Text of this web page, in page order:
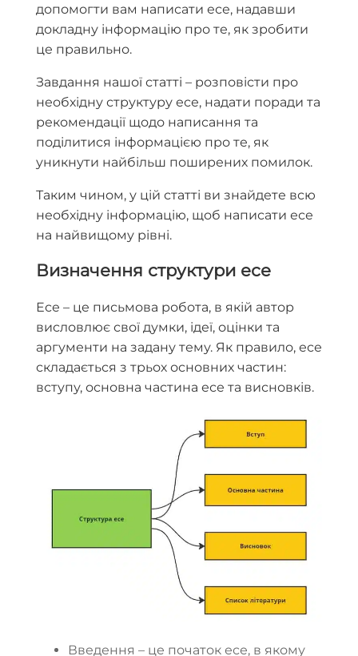
допомогти вам написати есе, надавши
докладну інформацію про те, як зробити
це правильно.
Завдання нашої статті – розповісти про
необхідну структуру есе, надати поради та
рекомендації щодо написання та
поділитися інформацією про те, як
уникнути найбільш поширених помилок.
Таким чином, у цій статті ви знайдете всю
необхідну інформацію, щоб написати есе
на найвищому рівні.
Визначення структури есе
Есе – це письмова робота, в якій автор
висловлює свої думки, ідеї, оцінки та
аргументи на задану тему. Як правило, есе
складається з трьох основних частин:
вступу, основна частина есе та висновків.
Введення – це початок есе, в якому